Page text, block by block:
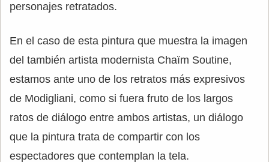
personajes retratados.
En el caso de esta pintura que muestra la imagen
del también artista modernista Chaïm Soutine,
estamos ante uno de los retratos más expresivos
de Modigliani, como si fuera fruto de los largos
ratos de diálogo entre ambos artistas, un diálogo
que la pintura trata de compartir con los
espectadores que contemplan la tela.